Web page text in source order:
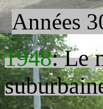
Années
1948: Le